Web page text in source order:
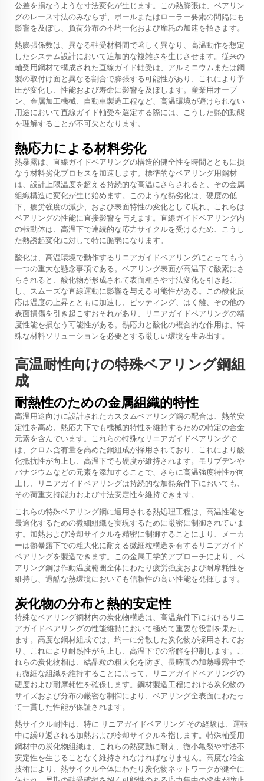
公差を損なうような寸法変化が生じます。この熱膨張は、ベアリン
グのレース寸法のみならず、ボールまたはローラー要素の間隔にも
影響を及ぼし、負荷分布の不均一化および摩耗の加速を招きます。
熱膨張係数は、異なる軸受材料間で著しく異なり、高温動作を想定
したシステム設計において追加的な複雑さを生じさせます。従来の
軸受用鋼材で構成された直線ガイド軸受は、アルミニウムまたは鋼
製の取付け面と異なる割合で膨張する可能性があり、これにより予
圧が変化し、性能および寿命に影響を及ぼします。産業用オーブ
ン、金属加工機械、自動車製造工程など、高温環境が避けられない
用途において直線ガイド軸受を選定する際には、こうした熱的動態
を理解することが不可欠となります。
熱応力による材料劣化
熱暴露は、直線ガイドベアリングの構造的健全性を時間とともに損
なう材料劣化プロセスを加速します。標準的なベアリング用鋼材
は、設計上限温度を超える持続的な高温にさらされると、その金属
組織構造に変化が生じ始めます。このような熱劣化は、硬度の低
下、疲労強度の減少、および表面特性の変化として現れ、これらは
ベアリングの性能に直接影響を与えます。直線ガイドベアリング内
の転動体は、高温下で連続的な応力サイクルを受けるため、こうし
た熱誘起変化に対して特に脆弱になります。
酸化は、高温環境で動作するリニアガイドベアリングにとってもう
一つの重大な懸念事項である。ベアリング表面が高温下で酸素にさ
らされると、酸化物が形成されて表面粗さや寸法変化を引き起こ
し、スムーズな直線運動に影響を与える可能性がある。この酸化反
応は温度の上昇とともに加速し、ピッティング、はく離、その他の
表面損傷を引き起こすおそれがあり、リニアガイドベアリングの精
度性能を損なう可能性がある。熱応力と酸化の複合的な作用は、特
殊な材料ソリューションを必要とする厳しい環境を生み出す。
高温耐性向けの特殊ベアリング鋼組
成
耐熱性のための金属組織的特性
高温用途向けに設計されたカスタムベアリング鋼の配合は、熱的安
定性を高め、熱応力下でも機械的特性を維持するための特定の合金
元素を含んでいます。これらの特殊なリニアガイドベアリングで
は、クロム含有量を高めた鋼組成が採用されており、これにより酸
化抵抗性が向上し、高温下でも硬度が維持されます。モリブデンや
バナジウムなどの元素を添加することで、さらに高温強度特性が向
上し、リニアガイドベアリングは持続的な加熱条件下においても、
その荷重支持能力および寸法安定性を維持できます。
これらの特殊ベアリング鋼に適用される熱処理工程は、高温性能を
最適化するための微細組織を実現するために厳密に制御されていま
す。加熱および冷却サイクルを精密に制御することにより、メーカ
ーは熱暴露下での粗大化に耐える微細粒構造を有するリニアガイド
ベアリングを製造できます。この金属工学的アプローチにより、ベ
アリング鋼は作動温度範囲全体にわたり疲労強度および耐摩耗性を
維持し、過酷な熱環境においても信頼性の高い性能を発揮します。
炭化物の分布と熱的安定性
特殊なベアリング鋼材内の炭化物構造は、高温条件下におけるリニ
アガイドベアリングの性能維持において極めて重要な役割を果たし
ます。高度な鋼材組成では、均一に分散した炭化物が採用されてお
り、これにより耐熱性が向上し、高温下での溶解を抑制します。こ
れらの炭化物相は、結晶粒の粗大化を防ぎ、長時間の加熱曝露中で
も微細な組織を維持することによって、リニアガイドベアリングの
硬度および耐摩耗性を確保します。鋼材製造工程における炭化物の
サイズおよび分布の厳密な制御により、ベアリング全表面にわたっ
て一貫した性能が保証されます。
熱サイクル耐性は、特に リニアガイドベアリング その経験は、運転
中に繰り返される加熱および冷却サイクルを指します。特殊軸受用
鋼材中の炭化物組織は、これらの熱変動に耐え、微小亀裂や寸法不
安定性を生じることなく維持されなければなりません。高度な冶金
技術により、熱サイクル全体にわたり炭化物ネットワークが健全に